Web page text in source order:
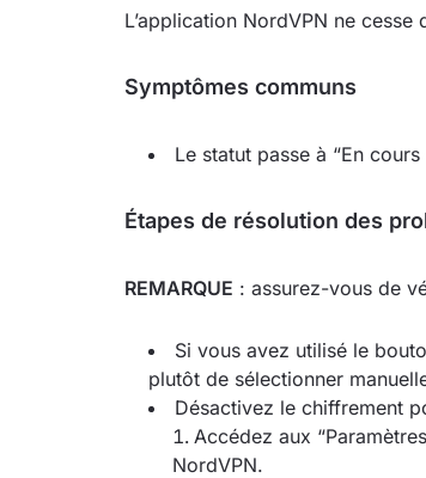
L’application NordVPN ne
Symptômes communs
Le statut passe à “En
Étapes de résolution des
REMARQUE : assurez-vous de
Si vous avez utilisé le
plutôt de sélectionner
Désactivez le chiffrement
Accédez aux
NordVPN.